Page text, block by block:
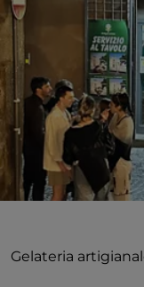
Gelateria